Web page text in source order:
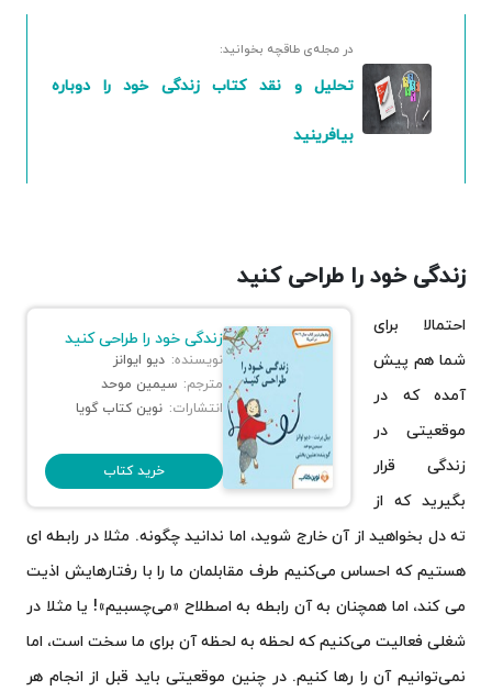
در مجله‌ی طاقچه بخوانید:
تحلیل و نقد کتاب زندگی خود را دوباره
بیافرینید
زندگی خود را طراحی کنید
زندگی خود را طراحی کنید
نویسنده: دیو ایوانز
مترجم: سیمین موحد
انتشارات: نوین کتاب گویا
خرید کتاب
احتمالا برای
شما هم پیش
آمده که در
موقعیتی در
زندگی قرار
بگیرید که از
ته دل بخواهید از آن خارج شوید، اما ندانید چگونه. مثلا در رابطه ای
هستیم که احساس می‌کنیم طرف مقابلمان ما را با رفتارهایش اذیت
می کند، اما همچنان به آن رابطه به اصطلاح «می‌چسبیم»! یا مثلا در
شغلی فعالیت می‌کنیم که لحظه به لحظه آن برای ما سخت است، اما
نمی‌توانیم آن را رها کنیم. در چنین موقعیتی باید قبل از انجام هر